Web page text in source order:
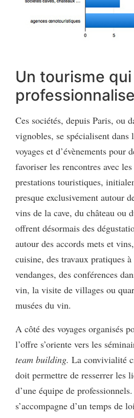
Un tourisme
professionnalise
Ces sociétés, depuis Paris, ou
vignobles, se spécialisent dans
voyages et d’évènements pour
favoriser les rencontres avec
prestations touristiques,
presque exclusivement autour
vins de la cave, du château ou
offrent désormais des
autour des accords mets et
cuisine, des travaux pratiques à
vendanges, des conférences
vin, la visite de villages ou
musées du vin.
A côté des voyages organisés
l’offre s’oriente vers les
team building. La convivialité
doit permettre de resserrer les
d’une équipe de
s’accompagne d’un temps de